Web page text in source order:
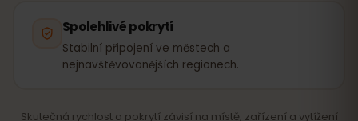
Spolehlivé pokrytí
Stabilní připojení ve městech a
nejnavštěvovanějších regionech.
Skutečná rychlost a pokrytí závisí na místě, zařízení a vytížení